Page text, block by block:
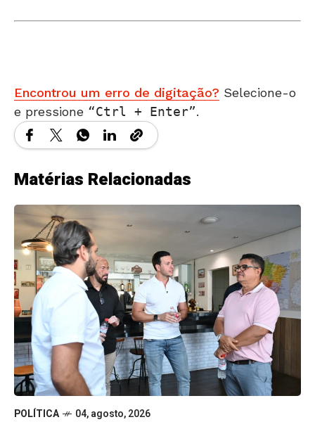
Encontrou um erro de digitação? Selecione-o
e pressione
Ctrl + Enter .
Matérias Relacionadas
POLÍTICA 04, agosto, 2026